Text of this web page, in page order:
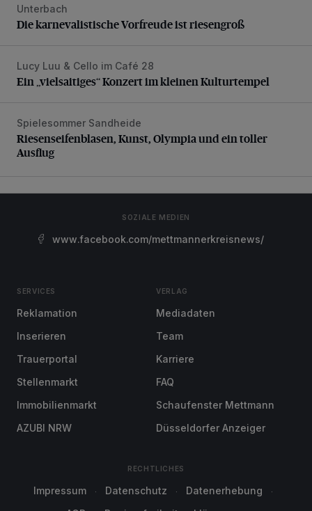
Die karnevalistische Vorfreude ist riesengroß
Unterbach
Die karnevalistische Vorfreude ist riesengroß
Ein „vielsaitiges“ Konzert im kleinen Kulturtempel
Lucy Luu & Cello im Café 28
Ein „vielsaitiges“ Konzert im kleinen Kulturtempel
Riesenseifenblasen, Kunst, Olympia und ein toller Ausflug
Spielesommer Sandheide
Riesenseifenblasen, Kunst, Olympia und ein toller
Ausflug
SOZIALE MEDIEN
www.facebook.com/mettmannerkreisnews/
SERVICES
Reklamation
Inserieren
Trauerportal
Stellenmarkt
Immobilienmarkt
AZUBI NRW
VERLAG
Mediadaten
Team
Karriere
FAQ
Schaufenster Mettmann
Düsseldorfer Anzeiger
RECHTLICHES
Impressum Datenschutz
Datenerhebung